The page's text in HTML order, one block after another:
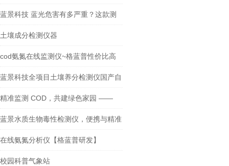
蓝景科技 蓝光危害有多严重？这款测
试仪给出答案
土壤成分检测仪器
cod氨氮在线监测仪~格蓝普性价比高
蓝景科技全项目土壤养分检测仪国产自
研，高性价比，终身服务有保障
精准监测 COD，共建绿色家园 ——
COD 在线监测仪
蓝景水质生物毒性检测仪，便携与精准
的和谐统一
在线氨氮分析仪【格蓝普研发】
校园科普气象站